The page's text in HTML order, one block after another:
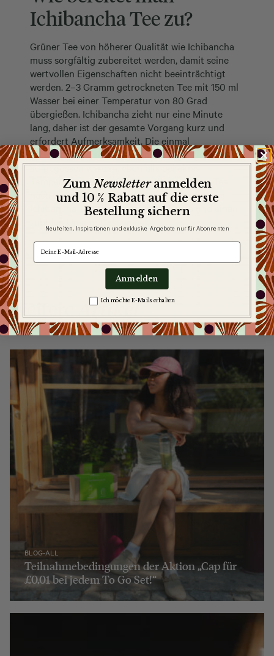
Ichibancha Tee zu?
Grüner Tee von höherer Qualität wie Ichibancha
muss sorgfältig zubereitet werden, damit seine
wertvollen Eigenschaften nicht beeinträchtigt
werden. 2–3 Gramm getrockneten Tee mit 150 ml
Wasser bei einer Temperatur von 80 Grad
übergießen. Ichibancha zieht nur eine Minute
lang, daher ist der gesamte Vorgang kurz und
erfordert Aufmerksamkeit. Die einmal
verwendeten Teeblätter können noch einmal
aufgegossen werden, ebenfalls bei einer
Temperatur von ca. 80 Grad. Wenn du den Tee
nach diesen Anweisungen zubereitest, hat der
Ichibancha Tee eine zarte grüne Farbe und einen
subtilen Umami-Geschmack.
Weitere Artikel
BLOG-ALL
Teilnahmebedingungen der Aktion „Cap für
£0,01 bei jedem To Go Set!“
ZumNewsletteranmelden
und 10 % Rabatt auf die erste
Bestellung sichern
Neuheiten, Inspirationen und exklusive Angebote nur für Abonnenten
e-mail
Anmelden
Zgoda na komunikację
Ich möchte E-Mails erhalten